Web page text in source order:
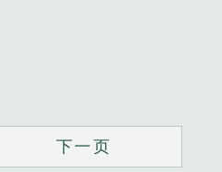
下一页